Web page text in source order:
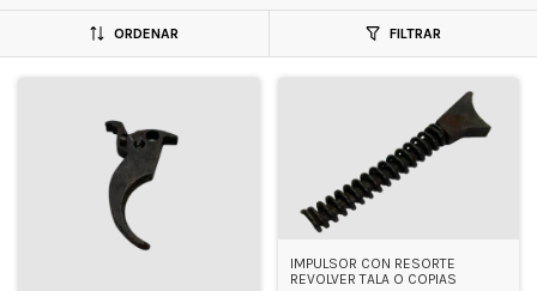
ORDENAR FILTRAR
IMPULSOR CON RESORTE
REVOLVER TALA O COPIAS